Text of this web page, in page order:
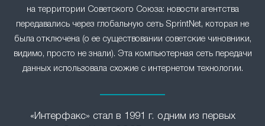
на территории Советского Союза: новости агентства
передавались через глобальную сеть SprintNet, которая не
была отключена (о ее существовании советские чиновники,
видимо, просто не знали). Эта компьютерная сеть передачи
данных использовала схожие с интернетом технологии.
«Интерфакс» стал в 1991 г. одним из первых